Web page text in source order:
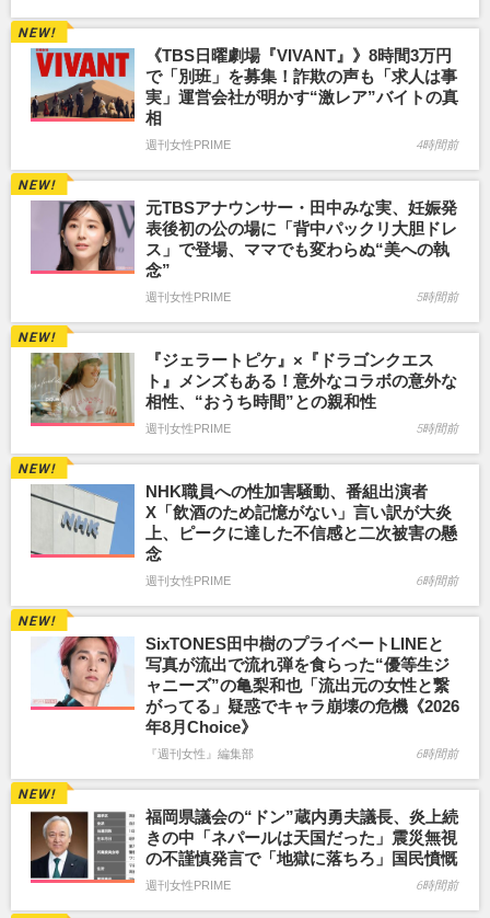
《TBS日曜劇場『VIVANT』》8時間3万円
で「別班」を募集！詐欺の声も「求人は事
実」運営会社が明かす“激レア”バイトの真
相
週刊女性PRIME 4時間前
元TBSアナウンサー・田中みな実、妊娠発
表後初の公の場に「背中パックリ大胆ドレ
ス」で登場、ママでも変わらぬ“美への執
念”
週刊女性PRIME 5時間前
『ジェラートピケ』×『ドラゴンクエス
ト』メンズもある！意外なコラボの意外な
相性、“おうち時間”との親和性
週刊女性PRIME 5時間前
NHK職員への性加害騒動、番組出演者
X「飲酒のため記憶がない」言い訳が大炎
上、ピークに達した不信感と二次被害の懸
念
週刊女性PRIME 6時間前
SixTONES田中樹のプライベートLINEと
写真が流出で流れ弾を食らった“優等生ジ
ャニーズ”の亀梨和也「流出元の女性と繋
がってる」疑惑でキャラ崩壊の危機《2026
年8月Choice》
『週刊女性』編集部 6時間前
福岡県議会の“ドン”蔵内勇夫議長、炎上続
きの中「ネパールは天国だった」震災無視
の不謹慎発言で「地獄に落ちろ」国民憤慨
週刊女性PRIME 6時間前